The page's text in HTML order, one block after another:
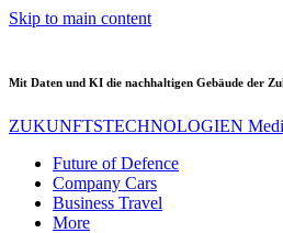
Skip to main content
Mit Daten und KI die nachhaltigen Gebäude der
ZUKUNFTSTECHNOLOGIEN
Future of Defence
Company Cars
Business Travel
More